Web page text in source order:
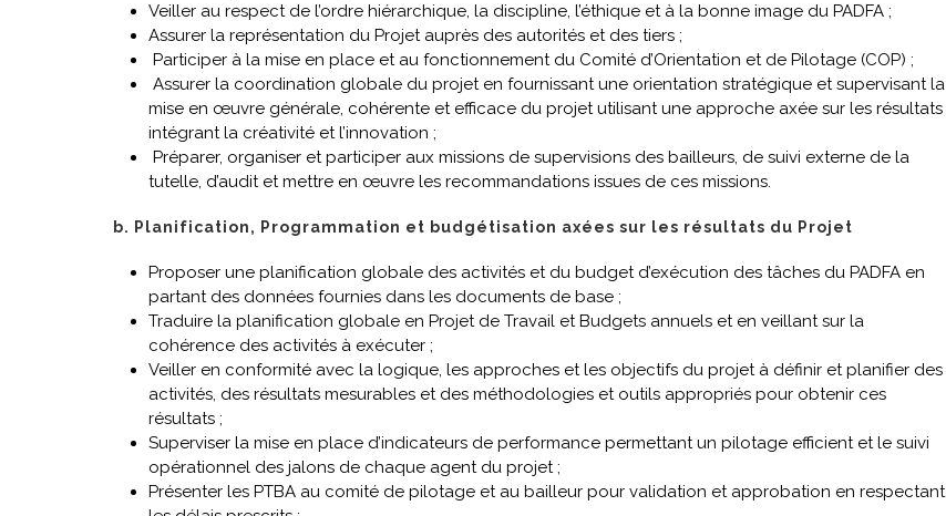
Veiller au respect de l’ordre hiérarchique, la discipline, l’éthique et à la bonne image du PADFA ;
Assurer la représentation du Projet auprès des autorités et des tiers ;
Participer à la mise en place et au fonctionnement du Comité d’Orientation et de Pilotage (COP) ;
Assurer la coordination globale du projet en fournissant une orientation stratégique et supervisant la
mise en œuvre générale, cohérente et efficace du projet utilisant une approche axée sur les résultats
intégrant la créativité et l’innovation ;
Préparer, organiser et participer aux missions de supervisions des bailleurs, de suivi externe de la
tutelle, d’audit et mettre en œuvre les recommandations issues de ces missions.
b. Planification, Programmation et budgétisation axées sur les résultats du Projet
Proposer une planification globale des activités et du budget d’exécution des tâches du PADFA en
partant des données fournies dans les documents de base ;
Traduire la planification globale en Projet de Travail et Budgets annuels et en veillant sur la
cohérence des activités à exécuter ;
Veiller en conformité avec la logique, les approches et les objectifs du projet à définir et planifier des
activités, des résultats mesurables et des méthodologies et outils appropriés pour obtenir ces
résultats ;
Superviser la mise en place d’indicateurs de performance permettant un pilotage efficient et le suivi
opérationnel des jalons de chaque agent du projet ;
Présenter les PTBA au comité de pilotage et au bailleur pour validation et approbation en respectant